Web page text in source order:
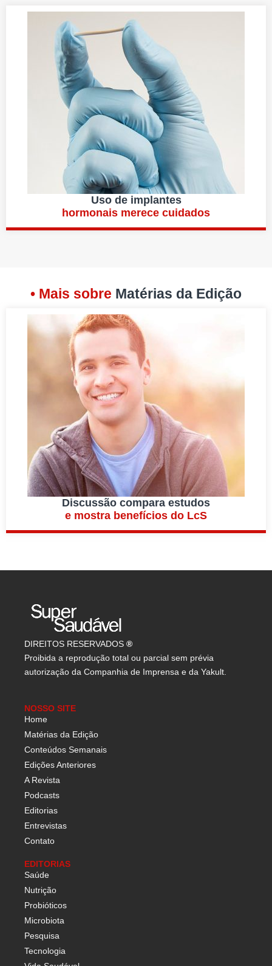
Uso de implantes
hormonais merece cuidados
• Mais sobre Matérias da Edição
Discussão compara estudos
e mostra benefícios do LcS
DIREITOS RESERVADOS ®
Proibida a reprodução total ou parcial sem prévia
autorização da Companhia de Imprensa e da Yakult.
NOSSO SITE
Home
Matérias da Edição
Conteúdos Semanais
Edições Anteriores
A Revista
Podcasts
Editorias
Entrevistas
Contato
EDITORIAS
Saúde
Nutrição
Probióticos
Microbiota
Pesquisa
Tecnologia